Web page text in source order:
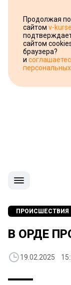
Продолжая
сайтом v-
сайтом
браузера?
и
ПРОИСШЕСТВИЯ
В ОРДЕ
19.02.2025